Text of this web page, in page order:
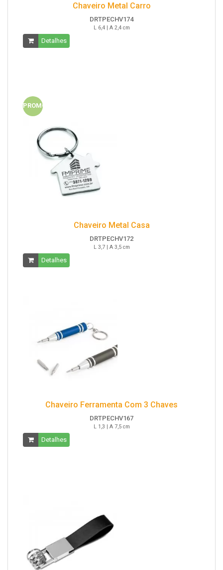
Chaveiro Metal Carro
DRTPECHV174
L 6,4 | A 2,4 cm
Detalhes
PROMO
Chaveiro Metal Casa
DRTPECHV172
L 3,7 | A 3,5 cm
Detalhes
Chaveiro Ferramenta Com 3 Chaves
DRTPECHV167
L 1,3 | A 7,5 cm
Detalhes